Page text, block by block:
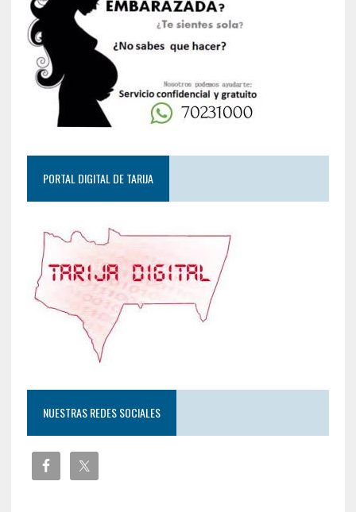
PORTAL DIGITAL DE TARIJA
NUESTRAS REDES SOCIALES